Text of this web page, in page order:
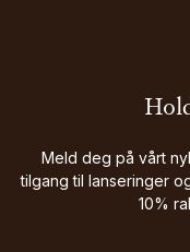
Meld deg på vårt
tilgang til lanseringer
10%